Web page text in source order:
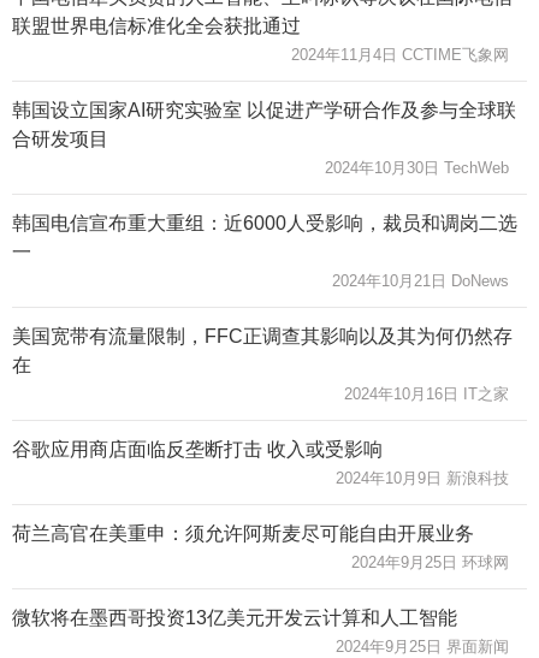
联盟世界电信标准化全会获批通过
2024年11月4日 CCTIME飞象网
韩国设立国家AI研究实验室 以促进产学研合作及参与全球联
合研发项目
2024年10月30日 TechWeb
韩国电信宣布重大重组：近6000人受影响，裁员和调岗二选
一
2024年10月21日 DoNews
美国宽带有流量限制，FFC正调查其影响以及其为何仍然存
在
2024年10月16日 IT之家
谷歌应用商店面临反垄断打击 收入或受影响
2024年10月9日 新浪科技
荷兰高官在美重申：须允许阿斯麦尽可能自由开展业务
2024年9月25日 环球网
微软将在墨西哥投资13亿美元开发云计算和人工智能
2024年9月25日 界面新闻